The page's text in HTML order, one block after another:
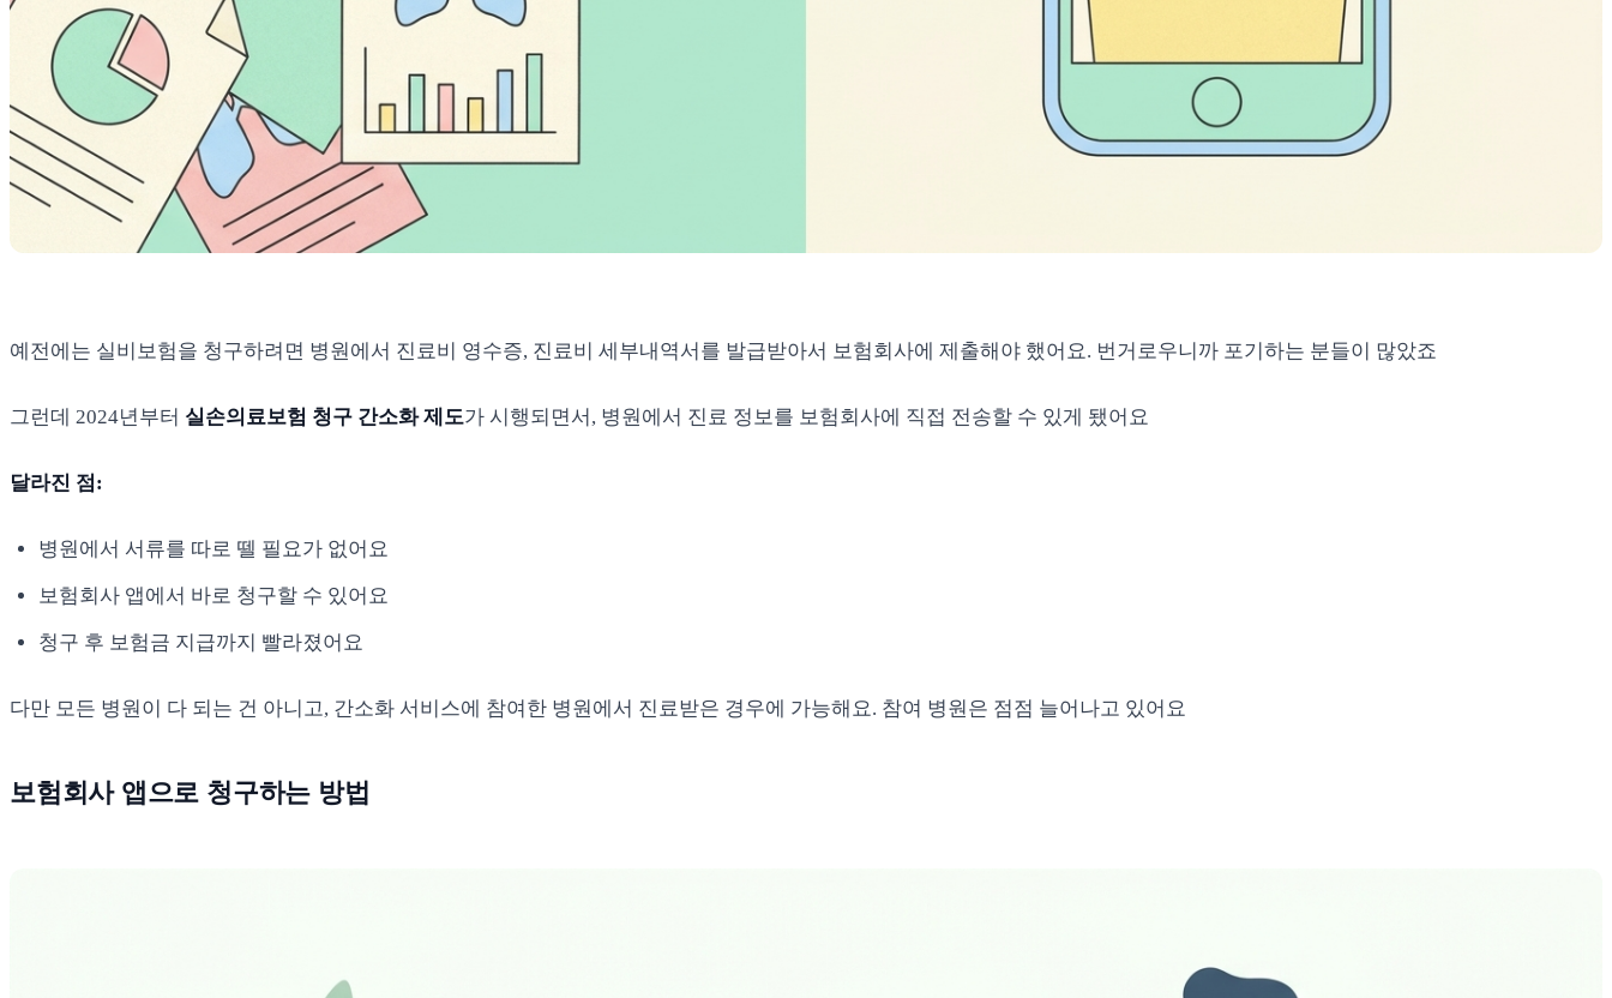
예전에는 실비보험을 청구하려면 병원에서 진료비 영수증, 진료비 세부내역서를 발급받아서 보험회사에 제출해야 했어요. 번거로우니까 포기하는 분들이 많았죠
그런데 2024년부터 실손의료보험 청구 간소화 제도가 시행되면서, 병원에서 진료 정보를 보험회사에 직접 전송할 수 있게 됐어요
달라진 점:
병원에서 서류를 따로 뗄 필요가 없어요
보험회사 앱에서 바로 청구할 수 있어요
청구 후 보험금 지급까지 빨라졌어요
다만 모든 병원이 다 되는 건 아니고, 간소화 서비스에 참여한 병원에서 진료받은 경우에 가능해요. 참여 병원은 점점 늘어나고 있어요
보험회사 앱으로 청구하는 방법